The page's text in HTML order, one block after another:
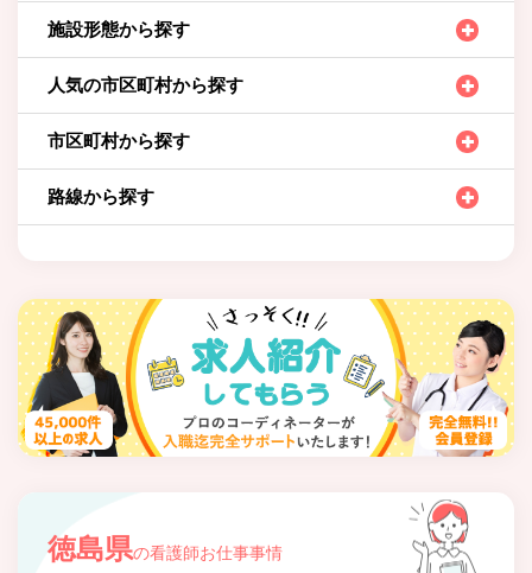
施設形態から探す
人気の市区町村から探す
市区町村から探す
路線から探す
徳島県の看護師お仕事事情